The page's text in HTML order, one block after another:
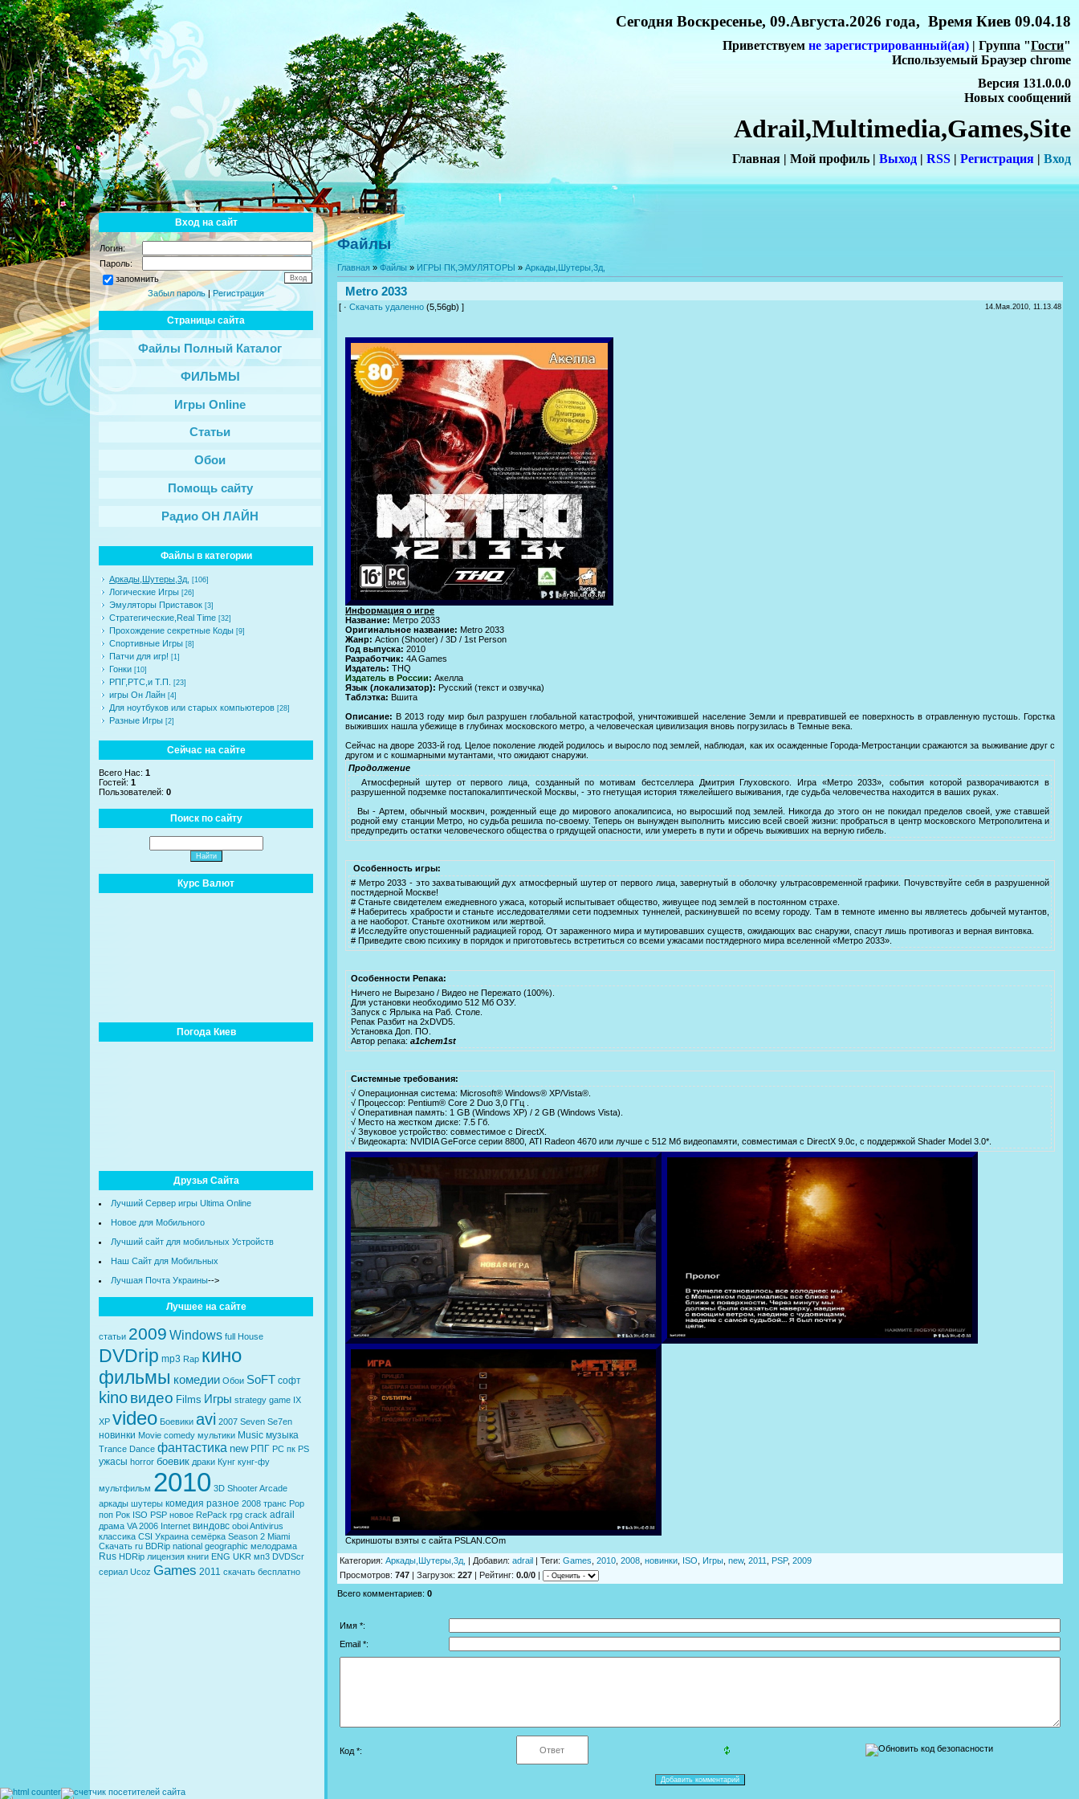
Сегодня Воскресенье, 09.Августа.2026 года, Время Киев 09.04.18
Приветствуем не зарегистрированный(ая) | Группа "Гости"
Используемый Браузер chrome
Версия 131.0.0.0
Новых сообщений
Adrail,Multimedia,Games,Site
Главная | Мой профиль | Выход | RSS | Регистрация | Вход
Вход на сайт
Логин:
Пароль:
запомнить
Забыл пароль|Регистрация
Страницы сайта
Файлы Полный Каталог
ФИЛЬМЫ
Игры Online
Статьи
Обои
Помощь сайту
Радио ОН ЛАЙН
Файлы в категории
Аркады,Шутеры,3д, [106]
Логические Игры [26]
Эмуляторы Приставок [3]
Стратегические,Real Time [32]
Прохождение секретные Коды [9]
Спортивные Игры [8]
Патчи для игр! [1]
Гонки [10]
РПГ,РТС,и Т.П. [23]
игры Он Лайн [4]
Для ноутбуков или старых компьютеров [28]
Разные Игры [2]
Сейчас на сайте
Всего Нас: 1
Гостей: 1
Пользователей: 0
Поиск по сайту
Курс Валют
Погода Киев
Друзья Сайта
Лучший Сервер игры Ultima Online
Новое для Мобильного
Лучший сайт для мобильных Устройств
Наш Сайт для Мобильных
Лучшая Почта Украины-->
Лучшее на сайте
статьи 2009 Windows full House
DVDrip mp3 Rap кино
фильмы комедии Обои SoFT софт
kinoвидео Films Игры strategy game IX
XP video Боевики avi 2007 Seven Se7en
новинки Movie comedy мультики Music музыка
Trance Dance фантастика new РПГ PC пк PS
ужасы horror боевик драки Кунг кунг-фу
мультфильм 2010 3D ShooterArcade
аркады шутеры комедия разное 2008 транс Pop
поп Рок ISO PSP новое RePack rpg crack adrail
драма VA 2006 Internet виндовс oboiAntivirus
классика CSI Украина семёрка Season 2 Miami
Скачать ru BDRip national geographic мелодрама
Rus HDRip лицензия книги ENG UKR мп3 DVDScr
сериал Ucoz Games 2011 скачать бесплатно
Файлы
Главная»Файлы» ИГРЫ ПК,ЭМУЛЯТОРЫ »Аркады,Шутеры,3д,
Metro 2033
[ · Скачать удаленно (5,56gb) ] 14.Мая.2010, 11.13.48
Информация о игре
Название: Метро 2033
Оригинальное название: Metro 2033
Жанр: Action (Shooter) / 3D / 1st Person
Год выпуска: 2010
Разработчик: 4A Games
Издатель: THQ
Издатель в России: Акелла
Язык (локализатор): Русский (текст и озвучка)
Таблэтка: Вшита
Описание: В 2013 году мир был разрушен глобальной катастрофой, уничтожившей население Земли и превратившей ее поверхность в отравленную пустошь. Горстка
выживших нашла убежище в глубинах московского метро, а человеческая цивилизация вновь погрузилась в Темные века.
Сейчас на дворе 2033-й год. Целое поколение людей родилось и выросло под землей, наблюдая, как их осажденные Города-Метростанции сражаются за выживание друг с
другом и с кошмарными мутантами, что ожидают снаружи.
Продолжение
Атмосферный шутер от первого лица, созданный по мотивам бестселлера Дмитрия Глуховского. Игра «Метро 2033», события которой разворачиваются в
разрушенной подземке постапокалиптической Москвы, - это гнетущая история тяжелейшего выживания, где судьба человечества находится в ваших руках.
Вы - Артем, обычный москвич, рожденный еще до мирового апокалипсиса, но выросший под землей. Никогда до этого он не покидал пределов своей, уже ставшей
родной ему станции Метро, но судьба решила по-своему. Теперь он вынужден выполнить миссию всей своей жизни: пробраться в центр московского Метрополитена и
предупредить остатки человеческого общества о грядущей опасности, или умереть в пути и обречь выживших на верную гибель.
Особенность игры:
# Метро 2033 - это захватывающий дух атмосферный шутер от первого лица, завернутый в оболочку ультрасовременной графики. Почувствуйте себя в разрушенной
постядерной Москве!
# Станьте свидетелем ежедневного ужаса, который испытывает общество, живущее под землей в постоянном страхе.
# Наберитесь храбрости и станьте исследователями сети подземных туннелей, раскинувшей по всему городу. Там в темноте именно вы являетесь добычей мутантов,
а не наоборот. Станьте охотником или жертвой.
# Исследуйте опустошенный радиацией город. От зараженного мира и мутировавших существ, ожидающих вас снаружи, спасут лишь противогаз и верная винтовка.
# Приведите свою психику в порядок и приготовьтесь встретиться со всеми ужасами постядерного мира вселенной «Метро 2033».
Особенности Репака:
Ничего не Вырезано / Видео не Пережато (100%).
Для установки необходимо 512 Mб ОЗУ.
Запуск с Ярлыка на Раб. Столе.
Репак Разбит на 2хDVD5.
Установка Доп. ПО.
Автор репака: a1chem1st
Системные требования:
√ Операционная система: Microsoft® Windows® XP/Vista®.
√ Процессор: Pentium® Core 2 Duo 3,0 ГГц .
√ Оперативная память: 1 GB (Windows XP) / 2 GB (Windows Vista).
√ Место на жестком диске: 7.5 Гб.
√ Звуковое устройство: совместимое с DirectX.
√ Видеокарта: NVIDIA GeForce серии 8800, ATI Radeon 4670 или лучше с 512 Мб видеопамяти, совместимая с DirectX 9.0c, с поддержкой Shader Model 3.0*.
Скриншоты взяты с сайта PSLAN.COm
Категория: Аркады,Шутеры,3д, | Добавил: adrail | Теги: Games 2010 2008 новинки ISO Игры new, 2011 PSP, 2009
Просмотров: 747 | Загрузок: 227 | Рейтинг: 0.0/0 |
Всего комментариев: 0
Имя *:
Email *:
Код *: